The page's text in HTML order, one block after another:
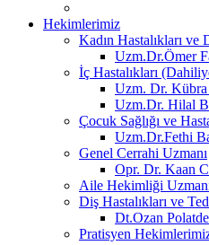
Hekimlerimiz
Kadın Hastalıkları ve
Uzm.Dr.Ömer
İç Hastalıkları
Uzm. Dr.
Uzm.Dr. Hilal
Çocuk Sağlığı ve
Uzm.Dr.Fethi
Genel Cerrahi Uzmanı
Opr. Dr. Kaan
Aile Hekimliği
Diş Hastalıkları ve
Dt.Ozan
Pratisyen